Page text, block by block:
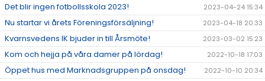
Det blir ingen fotbollsskola 2023! 2023-04-24 15:34
Nu startar vi årets Föreningsförsäljning! 2023-04-18 20:33
Kvarnsvedens IK bjuder in till Årsmöte! 2023-03-02 15:23
Kom och hejja på våra damer på lördag! 2022-10-18 17:03
Öppet hus med Marknadsgruppen på onsdag! 2022-10-10 20:34